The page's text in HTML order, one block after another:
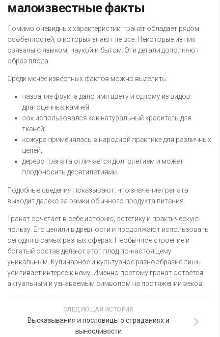
малоизвестные факты
Помимо очевидных характеристик, гранат обладает рядом
особенностей, о которых знают не все. Некоторые из них
связаны с языком, наукой и бытом. Эти детали дополняют
образ плода.
Среди менее известных фактов можно выделить:
название фрукта дало имя цвету и одному из видов
драгоценных камней;
сок использовался как натуральный краситель для
тканей;
кожура применялась в народной практике для различных
целей;
дерево граната отличается долголетием и может
плодоносить десятилетиями.
Подобные сведения показывают, что значение граната
выходит далеко за рамки обычного продукта питания.
Гранат сочетает в себе историю, эстетику и практическую
пользу. Его ценили в древности и продолжают использовать
сегодня в самых разных сферах. Необычное строение и
богатый состав делают этот плод по-настоящему
уникальным. Кулинарное и культурное разнообразие лишь
усиливает интерес к нему. Именно поэтому гранат остаётся
актуальным и узнаваемым символом на протяжении веков.
СЛЕДУЮЩАЯ ИСТОРИЯ
Высказывания и пословицы о страданиях и
выносливости